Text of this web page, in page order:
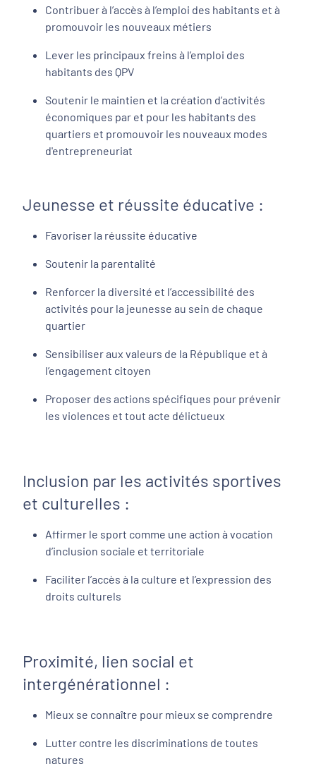
Contribuer à l’accès à l’emploi des habitants et à
promouvoir les nouveaux métiers
Lever les principaux freins à l’emploi des
habitants des QPV
Soutenir le maintien et la création d’activités
économiques par et pour les habitants des
quartiers et promouvoir les nouveaux modes
d'entrepreneuriat
Jeunesse et réussite éducative :
Favoriser la réussite éducative
Soutenir la parentalité
Renforcer la diversité et l’accessibilité des
activités pour la jeunesse au sein de chaque
quartier
Sensibiliser aux valeurs de la République et à
l’engagement citoyen
Proposer des actions spécifiques pour prévenir
les violences et tout acte délictueux
Inclusion par les activités sportives
et culturelles :
Affirmer le sport comme une action à vocation
d’inclusion sociale et territoriale
Faciliter l’accès à la culture et l’expression des
droits culturels
Proximité, lien social et
intergénérationnel :
Mieux se connaître pour mieux se comprendre
Lutter contre les discriminations de toutes
natures